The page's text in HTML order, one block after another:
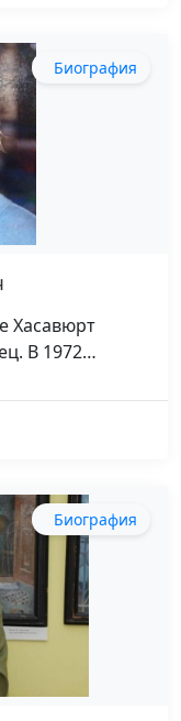
Биография
Хасавюрт
В 1972…
Биография